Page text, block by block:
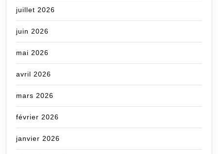
juillet 2026
juin 2026
mai 2026
avril 2026
mars 2026
février 2026
janvier 2026